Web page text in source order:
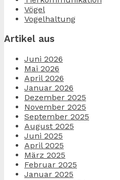
Vögel
Vogelhaltung
Artikel aus
Juni 2026
Mai 2026
April 2026
Januar 2026
Dezember 2025
November 2025
September 2025
August 2025
Juni 2025
April 2025
März 2025
Februar 2025
Januar 2025